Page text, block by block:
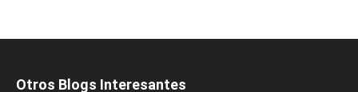
Otros Blogs Interesantes